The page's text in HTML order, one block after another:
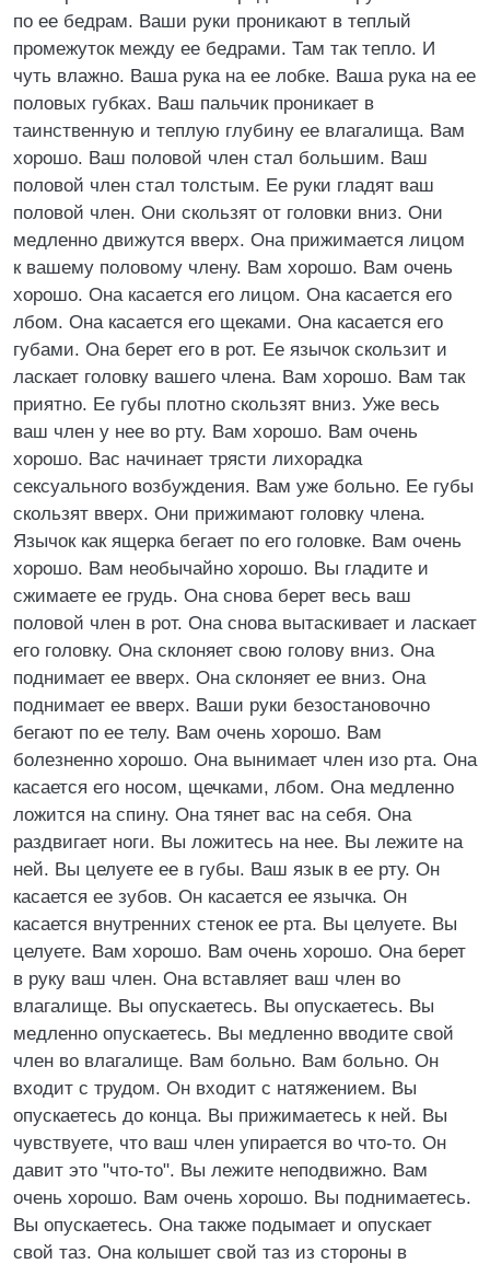
по ее бедрам. Ваши руки проникают в теплый
промежуток между ее бедрами. Там так тепло. И
чуть влажно. Ваша рука на ее лобке. Ваша рука на ее
половых губках. Ваш пальчик проникает в
таинственную и теплую глубину ее влагалища. Вам
хорошо. Ваш половой член стал большим. Ваш
половой член стал толстым. Ее руки гладят ваш
половой член. Они скользят от головки вниз. Они
медленно движутся вверх. Она прижимается лицом
к вашему половому члену. Вам хорошо. Вам очень
хорошо. Она касается его лицом. Она касается его
лбом. Она касается его щеками. Она касается его
губами. Она берет его в рот. Ее язычок скользит и
ласкает головку вашего члена. Вам хорошо. Вам так
приятно. Ее губы плотно скользят вниз. Уже весь
ваш член у нее во рту. Вам хорошо. Вам очень
хорошо. Вас начинает трясти лихорадка
сексуального возбуждения. Вам уже больно. Ее губы
скользят вверх. Они прижимают головку члена.
Язычок как ящерка бегает по его головке. Вам очень
хорошо. Вам необычайно хорошо. Вы гладите и
сжимаете ее грудь. Она снова берет весь ваш
половой член в рот. Она снова вытаскивает и ласкает
его головку. Она склоняет свою голову вниз. Она
поднимает ее вверх. Она склоняет ее вниз. Она
поднимает ее вверх. Ваши руки безостановочно
бегают по ее телу. Вам очень хорошо. Вам
болезненно хорошо. Она вынимает член изо рта. Она
касается его носом, щечками, лбом. Она медленно
ложится на спину. Она тянет вас на себя. Она
раздвигает ноги. Вы ложитесь на нее. Вы лежите на
ней. Вы целуете ее в губы. Ваш язык в ее рту. Он
касается ее зубов. Он касается ее язычка. Он
касается внутренних стенок ее рта. Вы целуете. Вы
целуете. Вам хорошо. Вам очень хорошо. Она берет
в руку ваш член. Она вставляет ваш член во
влагалище. Вы опускаетесь. Вы опускаетесь. Вы
медленно опускаетесь. Вы медленно вводите свой
член во влагалище. Вам больно. Вам больно. Он
входит с трудом. Он входит с натяжением. Вы
опускаетесь до конца. Вы прижимаетесь к ней. Вы
чувствуете, что ваш член упирается во что-то. Он
давит это "что-то". Вы лежите неподвижно. Вам
очень хорошо. Вам очень хорошо. Вы поднимаетесь.
Вы опускаетесь. Она также подымает и опускает
свой таз. Она колышет свой таз из стороны в